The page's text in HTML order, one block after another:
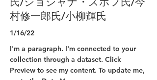
村修一郎氏/小柳輝氏
1/16/22
I'm a paragraph. I'm connected to your
collection through a dataset. Click
Preview to see my content. To update me,